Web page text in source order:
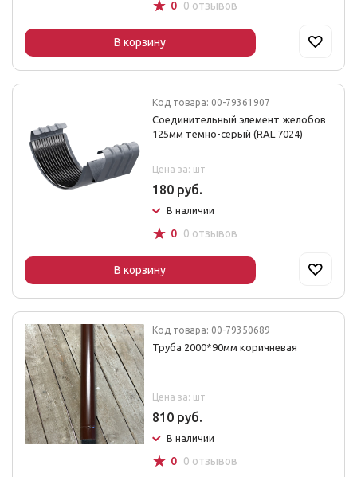
☆ 0 0 отзывов
В корзину
Код товара: 00-79361907
Соединительный элемент желобов
125мм темно-серый (RAL 7024)
Цена за: шт
180 руб.
В наличии
☆ 0 0 отзывов
В корзину
Код товара: 00-79350689
Труба 2000*90мм коричневая
Цена за: шт
810 руб.
В наличии
☆ 0 0 отзывов